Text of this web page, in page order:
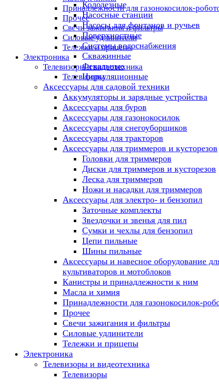
Принадлежности для газонокосилок-
Прочее
Свечи зажигания и фильтры
Силовые удлинители
Тележки и прицепы
Электроника
Телевизоры и видеотехника
Телевизоры
Колодезные
Насосные станции
Насосы для фонтанов и ручьев
Поверхностные
Системы водоснабжения
Скважинные
Фекальные
Циркуляционные
Аксессуары для садовой техники
Аккумуляторы и зарядные устройства
Аксессуары для буров
Аксессуары для газонокосилок
Аксессуары для снегоуборщиков
Аксессуары для тракторов
Аксессуары для триммеров и кусторезов
Головки для триммеров
Диски для триммеров и кусторезов
Леска для триммеров
Ножи и насадки для триммеров
Аксессуары для электро- и бензопил
Заточные комплекты
Звездочки и звенья для пил
Сумки и чехлы для бензопил
Цепи пильные
Шины пильные
Аксессуары и навесное оборудование
культиваторов и мотоблоков
Канистры и принадлежности к ним
Масла и химия
Принадлежности для газонокосилок-
Прочее
Свечи зажигания и фильтры
Силовые удлинители
Тележки и прицепы
Электроника
Телевизоры и видеотехника
Телевизоры